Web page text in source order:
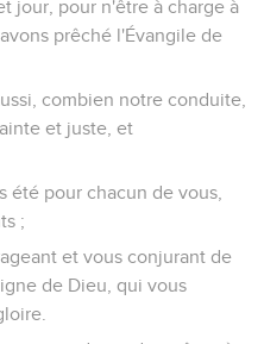
jour, pour n'être à charge à
prêché l'Évangile de
combien notre conduite,
et juste, et
été pour chacun de vous,
;
et vous conjurant de
de Dieu, qui vous